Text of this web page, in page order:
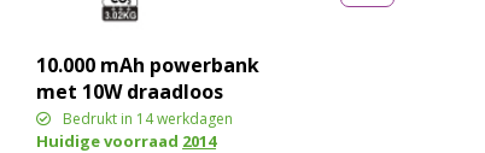
10.000 mAh powerbank
met 10W draadloos
snelladen met PD
Bedrukt in 14 werkdagen
Huidige voorraad 2014